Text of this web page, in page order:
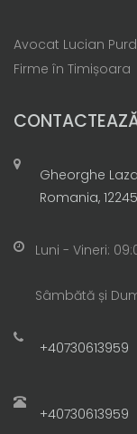
Avocat Lucian
Firme în Timișoara
Gheorghe
Romania,
Luni - Vineri:
Sâmbătă și
+40730613959
+40730613959